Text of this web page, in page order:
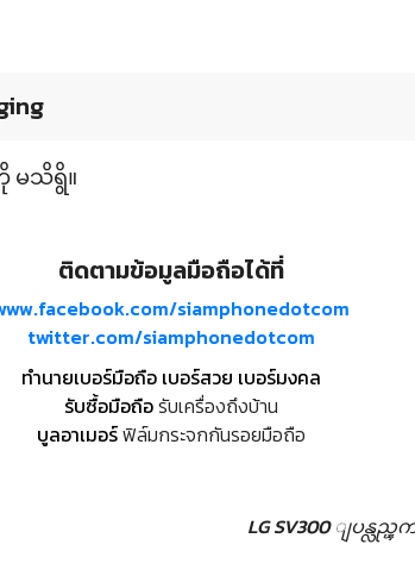
မသိရွိ။
ติดตามข้อมูลมือถือได้ที่
siamphonedotcom
twitter.com/siamphonedotcom
ทำนายเบอร์มือถือ เบอร์สวย เบอร์มงคล
รับซื้อมือถือรับเครื่องถึงบ้าน
บูลอาเมอร์ฟิล์มกระจกกันรอยมือถือ
LG SV300 ျပန္လ